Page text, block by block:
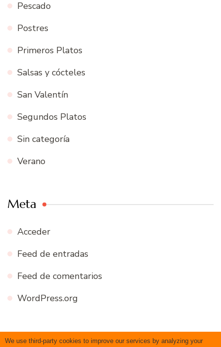
Pescado
Postres
Primeros Platos
Salsas y cócteles
San Valentín
Segundos Platos
Sin categoría
Verano
Meta
Acceder
Feed de entradas
Feed de comentarios
WordPress.org
We use third-party cookies to improve our services by analyzing your